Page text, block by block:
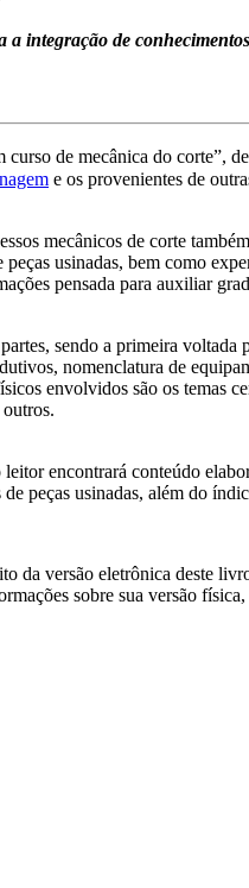
a integração de
de mecânica do
e os provenientes de
mecânicos de corte
usinadas, bem como
pensada para auxiliar
sendo a primeira voltada
nomenclatura de
envolvidos são os temas
encontrará conteúdo
peças usinadas, além do
da versão eletrônica deste
sobre sua versão